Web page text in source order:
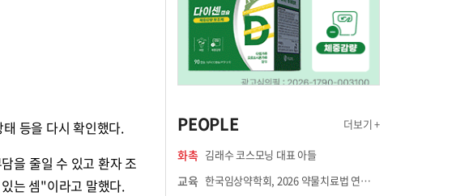
등을 다시 확인했다.
을 줄일 수 있고 환자 조
는 셈"이라고 말했다.
PEOPLE 더보기 +
화촉 김래수 코스모닝 대표 아들
교육 한국임상약학회, 2026 약물치료법 연수강좌 8월 21일 개최